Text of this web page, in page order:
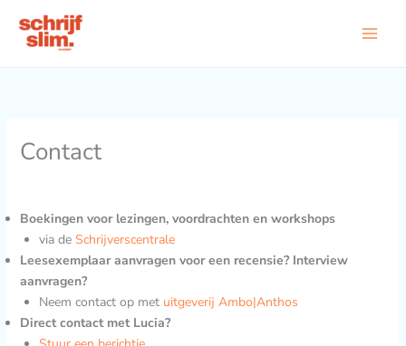
naar
Contact
Boekingen voor lezingen, voordrachten en workshops
via de Schrijverscentrale
Leesexemplaar aanvragen voor een recensie? Interview
aanvragen?
Neem contact op met uitgeverij Ambo|Anthos
Direct contact met Lucia?